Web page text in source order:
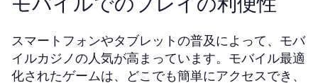
スマートフォンやタブレットの普及によって、モバ
イルカジノの人気が高まっています。モバイル最適
化されたゲームは、どこでも簡単にアクセスでき、